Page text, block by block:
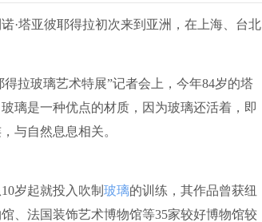
·塔亚彼耶得拉初次来到亚洲，在上海、台北
拉玻璃艺术特展”记者会上，今年84岁的塔
璃是一种优点的材质，因为玻璃还活着，即
与自然息息相关。
岁起就投入吹制 玻璃的训练，其作品曾获纽
、法国装饰艺术博物馆等35家较好博物馆较